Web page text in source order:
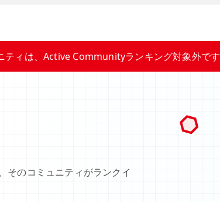
ティは、Active Communityランキング対象外です
そのコミュニティがランクイ